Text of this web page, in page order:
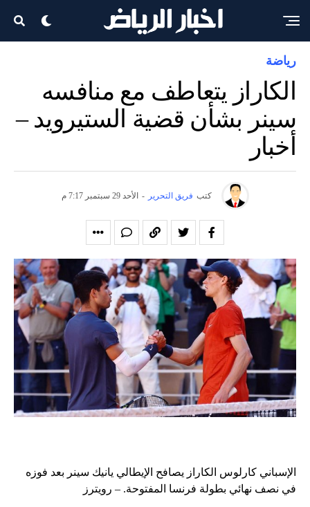
رياضة
الكاراز يتعاطف مع منافسه
سينر بشأن قضية الستيرويد –
أخبار
كتب فريق التحرير - الأحد 29 سبتمبر 7:17 م
الإسباني كارلوس الكاراز يصافح الإيطالي يانيك سينر بعد فوزه
في نصف نهائي بطولة فرنسا المفتوحة. – رويترز